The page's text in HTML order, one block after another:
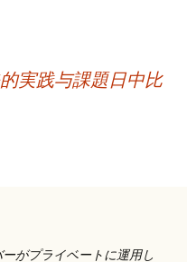
実践与課題日中比
がプライベートに運用し